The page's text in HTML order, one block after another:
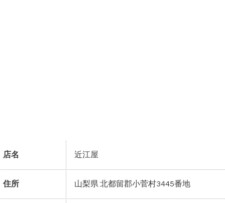
店名 近江屋
住所 山梨県 北都留郡小菅村3445番地